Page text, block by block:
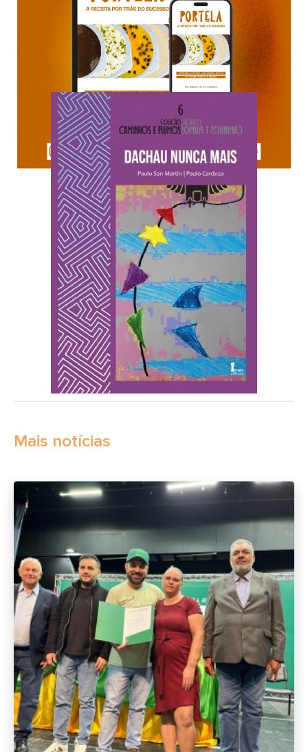
Mais notícias